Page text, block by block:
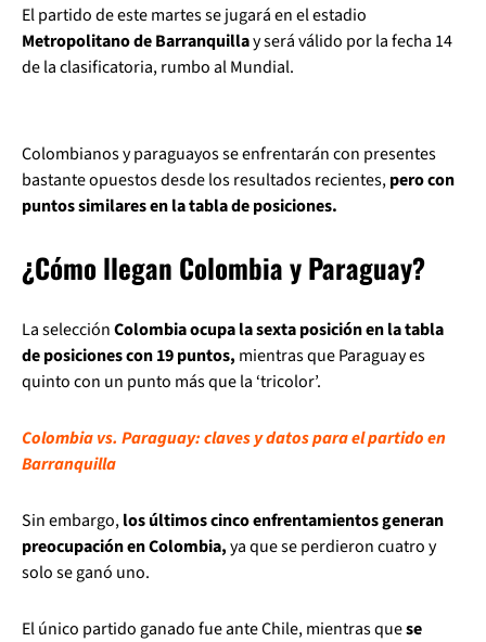
El partido de este martes se jugará en el estadio
Metropolitano de Barranquillay será válido por la fecha 14
de la clasificatoria, rumbo al Mundial.
Colombianos y paraguayos se enfrentarán con presentes
bastante opuestos desde los resultados recientes,pero con
puntos similares en la tabla de posiciones.
¿Cómo llegan Colombia y Paraguay?
La selecciónColombia ocupa la sexta posición en la tabla
de posiciones con 19 puntos, mientras que Paraguay es
quinto con un punto más que la ‘tricolor’.
Colombia vs. Paraguay: claves y datos para el partido en
Barranquilla
Sin embargo,los últimos cinco enfrentamientos generan
preocupación en Colombia,ya que se perdieron cuatro y
solo se ganó uno.
El único partido ganado fue ante Chile, mientras quese